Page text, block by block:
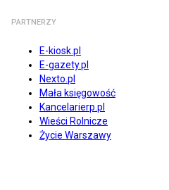
PARTNERZY
E-kiosk.pl
E-gazety.pl
Nexto.pl
Mała księgowość
Kancelarierp.pl
Wieści Rolnicze
Życie Warszawy